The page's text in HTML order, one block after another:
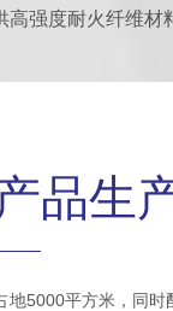
高强度耐火纤维材
品生
地5000平方米，同时